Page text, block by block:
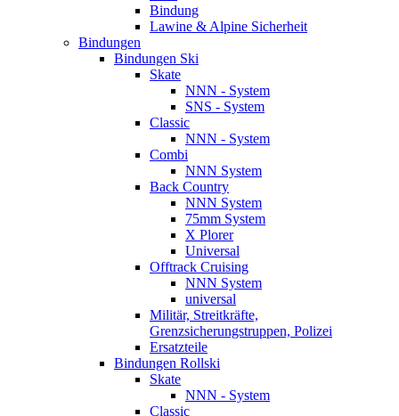
Bindung
Lawine & Alpine Sicherheit
Bindungen
Bindungen Ski
Skate
NNN - System
SNS - System
Classic
NNN - System
Combi
NNN System
Back Country
NNN System
75mm System
X Plorer
Universal
Offtrack Cruising
NNN System
universal
Militär, Streitkräfte,
Grenzsicherungstruppen, Polizei
Ersatzteile
Bindungen Rollski
Skate
NNN - System
Classic